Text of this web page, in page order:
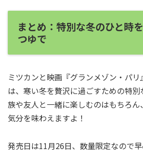
まとめ：特別な冬のひと時
つゆで
ミツカンと映画『グランメゾン・パ
は、寒い冬を贅沢に過ごすための特別
族や友人と一緒に楽しむのはもちろ
気分を味わえますよ！
発売日は11月26日、数量限定なので